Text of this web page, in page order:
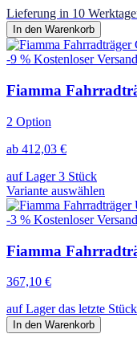
Lieferung in 10
In den Warenkorb
-9 % Kostenloser Versand
Fiamma
2 Option
ab 412,03 €
auf Lager 3 Stück
Variante auswählen
-3 % Kostenloser Versand
Fiamma
367,10 €
auf Lager das letzte Stück
In den Warenkorb